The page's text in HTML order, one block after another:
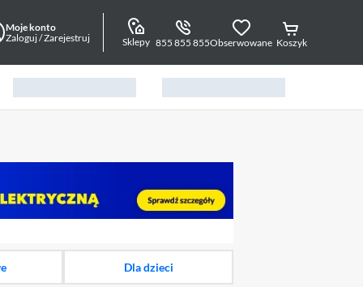
Moje konto
Zaloguj / Zarejestruj
Sklepy 855 855 855Obserwowane Koszyk
element 1 z 6
Dla dzieci